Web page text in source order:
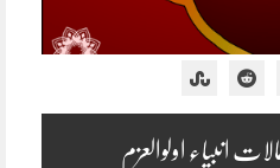
انبیاء اولوالعزم